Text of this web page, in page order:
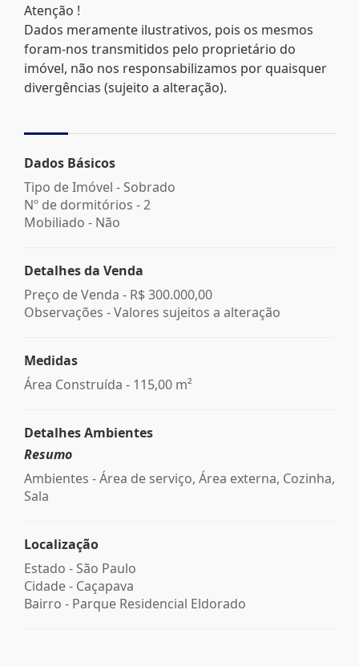
Atenção !
Dados meramente ilustrativos, pois os mesmos
foram-nos transmitidos pelo proprietário do
imóvel, não nos responsabilizamos por quaisquer
divergências (sujeito a alteração).
Dados Básicos
Tipo de Imóvel - Sobrado
Nº de dormitórios - 2
Mobiliado - Não
Detalhes da Venda
Preço de Venda - R$ 300.000,00
Observações - Valores sujeitos a alteração
Medidas
Área Construída - 115,00 m²
Detalhes Ambientes
Resumo
Ambientes - Área de serviço, Área externa, Cozinha,
Sala
Localização
Estado - São Paulo
Cidade - Caçapava
Bairro - Parque Residencial Eldorado